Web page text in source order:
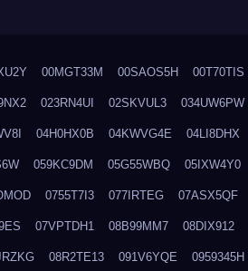
00MGT33M 00SAOS5H 00T70TIS
023RN4UI 02SKVUL3 034UW6PW
04H0HX0B 04KWVG4E 04LI8DHX
059KC9DM 05G55WBQ 05IXW4Y0
0755T7I3 077IRTEG 07ASX5QF
07VPTDH1 08B99MM7 08DIX912
08R2TE13 091V6YQE 0959345H